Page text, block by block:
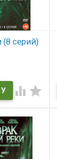
(8 серий)
 